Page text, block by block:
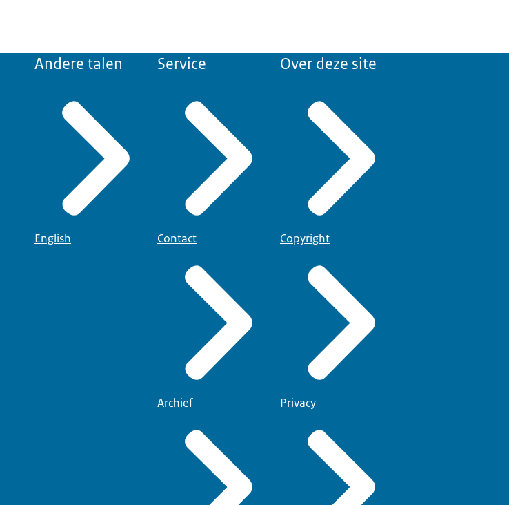
Andere talen
English
Service
Contact
Archief
Over deze site
Copyright
Privacy